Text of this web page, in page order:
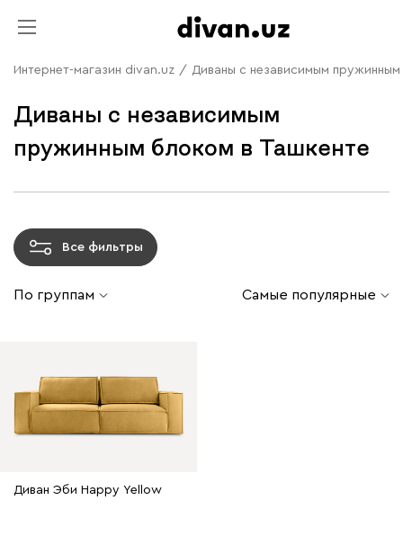
Интернет-магазин divan.uz / Диваны с независимым
Диваны с независимым
пружинным блоком в Ташкенте
Все фильтры
По группам Самые популярные
Диван Эби Happy Yellow